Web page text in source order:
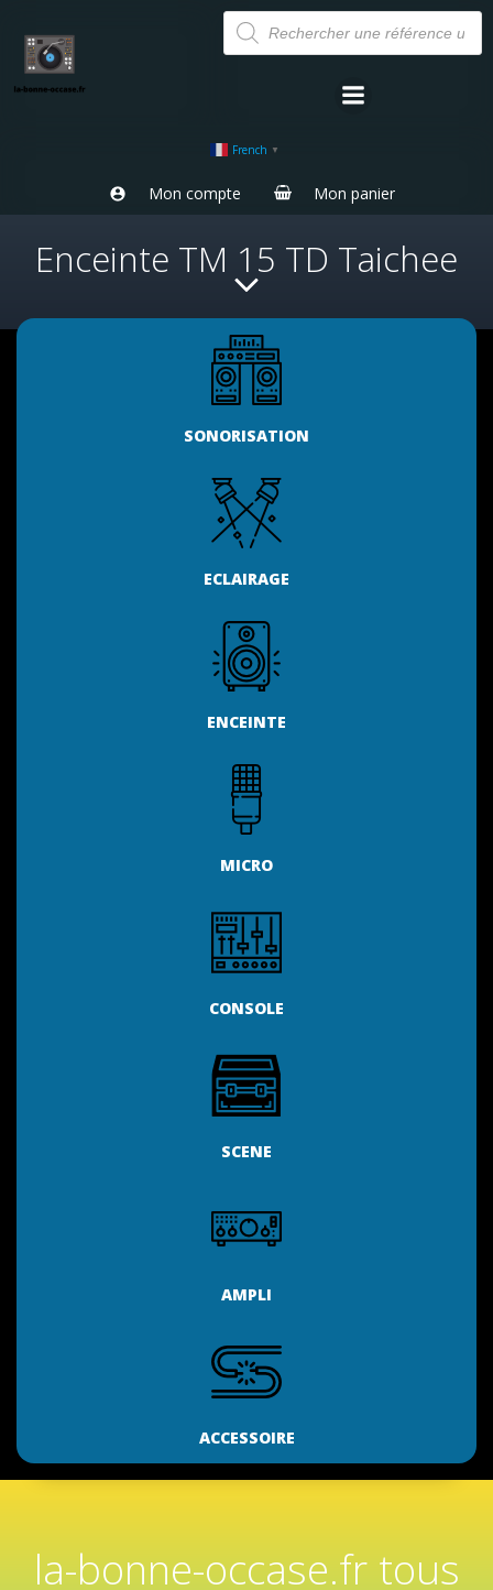
Aller
au
contenu
Recherche
de
produits
French ▼
Mon compte Mon panier
Enceinte TM 15 TD Taichee
SONORISATION
ECLAIRAGE
ENCEINTE
MICRO
CONSOLE
SCENE
AMPLI
ACCESSOIRE
la-bonne-occase.fr tous